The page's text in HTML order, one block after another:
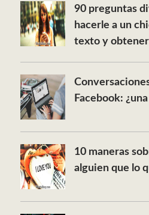
90 preguntas
hacerle a un
texto y obtener
Facebook:
10 maneras
alguien que lo